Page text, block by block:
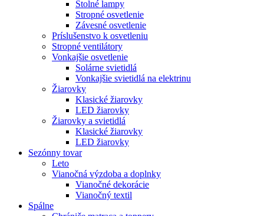
Stolné lampy
Stropné osvetlenie
Závesné osvetlenie
Príslušenstvo k osvetleniu
Stropné ventilátory
Vonkajšie osvetlenie
Solárne svietidlá
Vonkajšie svietidlá na elektrinu
Žiarovky
Klasické žiarovky
LED žiarovky
Žiarovky a svietidlá
Klasické žiarovky
LED žiarovky
Sezónny tovar
Leto
Vianočná výzdoba a doplnky
Vianočné dekorácie
Vianočný textil
Spálne